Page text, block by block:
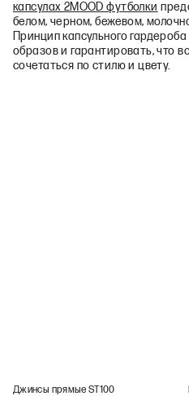
капсулах 2MOOD футболки
белом, черном, бежевом,
Принцип капсульного
образов и гарантировать, что
сочетаться по стилю и цвету.
Джинсы прямые ST100